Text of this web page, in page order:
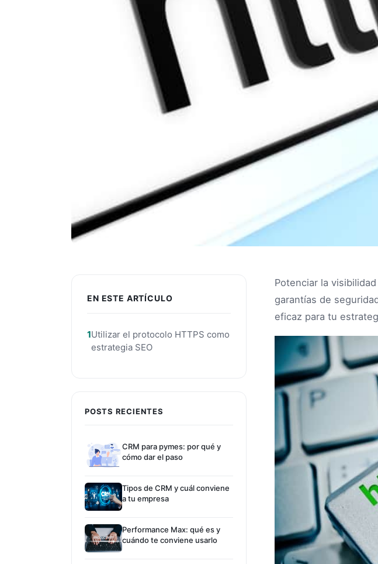
EN ESTE ARTÍCULO
Utilizar el protocolo HTTPS como
estrategia SEO
POSTS RECIENTES
CRM para pymes: por qué y
cómo dar el paso
Tipos de CRM y cuál conviene
a tu empresa
Performance Max: qué es y
cuándo te conviene usarlo
Potenciar la
garantías de
eficaz para tu